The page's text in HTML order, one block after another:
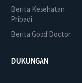
Berita Kesehatan
Pribadi
Berita Good Doctor
DUKUNGAN